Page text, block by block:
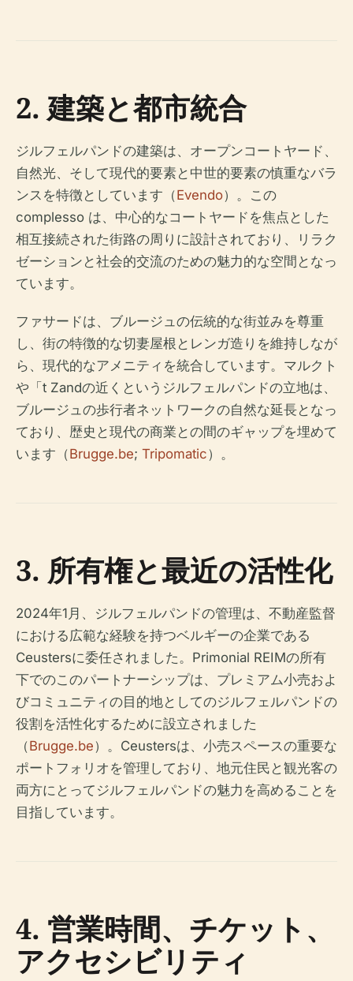
2. 建築と都市統合
ジルフェルパンドの建築は、オープンコートヤード、
自然光、そして現代的要素と中世的要素の慎重なバラ
ンスを特徴としています（Evendo）。この
complesso は、中心的なコートヤードを焦点とした
相互接続された街路の周りに設計されており、リラク
ゼーションと社会的交流のための魅力的な空間となっ
ています。
ファサードは、ブルージュの伝統的な街並みを尊重
し、街の特徴的な切妻屋根とレンガ造りを維持しなが
ら、現代的なアメニティを統合しています。マルクト
や「t Zandの近くというジルフェルパンドの立地は、
ブルージュの歩行者ネットワークの自然な延長となっ
ており、歴史と現代の商業との間のギャップを埋めて
います（Brugge.be; Tripomatic）。
3. 所有権と最近の活性化
2024年1月、ジルフェルパンドの管理は、不動産監督
における広範な経験を持つベルギーの企業である
Ceustersに委任されました。Primonial REIMの所有
下でのこのパートナーシップは、プレミアム小売およ
びコミュニティの目的地としてのジルフェルパンドの
役割を活性化するために設立されました
（Brugge.be）。Ceustersは、小売スペースの重要な
ポートフォリオを管理しており、地元住民と観光客の
両方にとってジルフェルパンドの魅力を高めることを
目指しています。
4. 営業時間、チケット、
アクセシビリティ